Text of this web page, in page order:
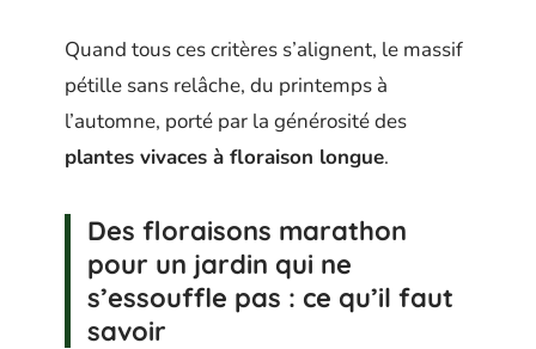
Quand tous ces critères s’alignent, le massif
pétille sans relâche, du printemps à
l’automne, porté par la générosité des
plantes vivaces à floraison longue.
Des floraisons marathon
pour un jardin qui ne
s’essouffle pas : ce qu’il faut
savoir